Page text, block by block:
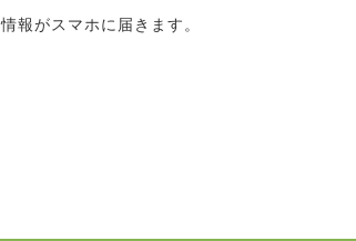
報がスマホに届きます。